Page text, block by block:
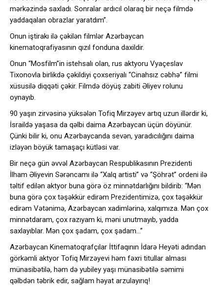
mərkəzində saxladı. Sonralar ardıcıl olaraq bir neçə filmdə
yaddaqalan obrazlar yaratdım”.
Onun iştirakı ilə çəkilən filmlər Azərbaycan
kinematoqrafiyasının qızıl fonduna daxildir.
Onun “Mosfilm”in istehsalı olan, rus aktyoru Vyaçeslav
Tixonovla birlikdə çəkildiyi çoxseriyalı “Cinahsız cəbhə” filmi
xüsusilə diqqəti çəkir. Filmdə döyüş zabiti Əliyev rolunu
oynayıb.
90 yaşın zirvəsinə yüksələn Tofiq Mirzəyev artıq uzun illərdir ki,
İsraildə yaşasa da qəlbi daima Azərbaycan üçün döyünür.
Çünki bilir ki, onu Azərbaycanda sevən, yaradıcılığını daima
izləyən böyük tamaşaçı kütləsi var.
Bir neçə gün əvvəl Azərbaycan Respublikasının Prezidenti
İlham Əliyevin Sərəncamı ilə “Xalq artisti” və “Şöhrət” ordeni ilə
təltif edilən aktyor buna görə öz minnətdarlığını bildirib: “Mən
buna görə çox təşəkkür edirəm Prezidentimizə, çox təşəkkür
edirəm Vətənimə, Azərbaycan xadimlərinə, xalqımıza. Mən çox
minnətdaram, çox razıyam ki, məni unutmayıb, yadda
saxlayıblar. Mən çox şadam, çox şadam…”
Azərbaycan Kinematoqrafçılar İttifaqının İdarə Heyəti adından
görkəmli aktyor Tofiq Mirzəyevi həm fəxri titullar alması
münasibətilə, həm də yubiley yaşı münasibətilə səmimi
qəlbdən təbrik edir, sağlam həyat arzulayırıq!